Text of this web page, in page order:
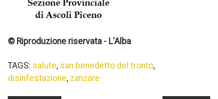
© Riproduzione riservata - L'Alba
TAGS: salute, san benedetto del tronto,
disinfestazione, zanzare